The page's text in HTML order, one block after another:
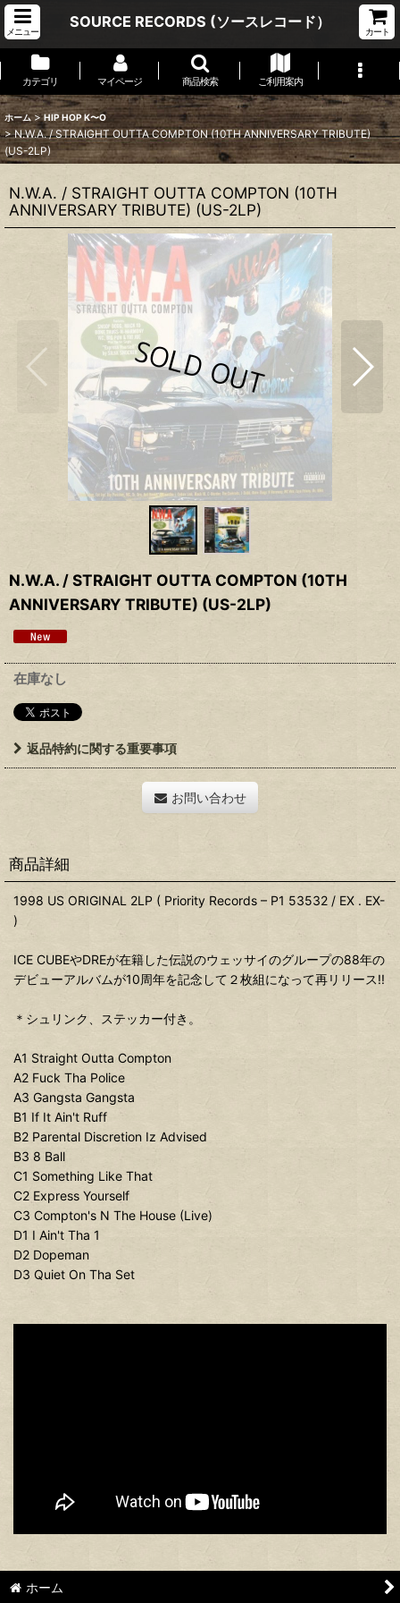
メニュー
SOURCE RECORDS (ソースレコード）
カート
カテゴリ マイページ 商品検索 ご利用案内
ホーム > HIP HOP K〜O
> N.W.A. ‎/ STRAIGHT OUTTA COMPTON (10TH ANNIVERSARY TRIBUTE)
(US-2LP)
N.W.A. ‎/ STRAIGHT OUTTA COMPTON (10TH
ANNIVERSARY TRIBUTE) (US-2LP)
N.W.A. ‎/ STRAIGHT OUTTA COMPTON (10TH
ANNIVERSARY TRIBUTE) (US-2LP)
在庫なし
返品特約に関する重要事項
お問い合わせ
商品詳細
1998 US ORIGINAL 2LP ( Priority Records ‎– P1 53532 / EX . EX-
)
ICE CUBEやDREが在籍した伝説のウェッサイのグループの88年の
デビューアルバムが10周年を記念して２枚組になって再リリース!!
＊シュリンク、ステッカー付き。
A1 Straight Outta Compton
A2 Fuck Tha Police
A3 Gangsta Gangsta
B1 If It Ain't Ruff
B2 Parental Discretion Iz Advised
B3 8 Ball
C1 Something Like That
C2 Express Yourself
C3 Compton's N The House (Live)
D1 I Ain't Tha 1
D2 Dopeman
D3 Quiet On Tha Set
ホーム